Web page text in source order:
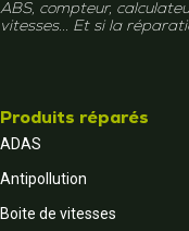
ABS, compteur,
vitesses... Et si la
Produits réparés
ADAS
Antipollution
Boite de vitesses